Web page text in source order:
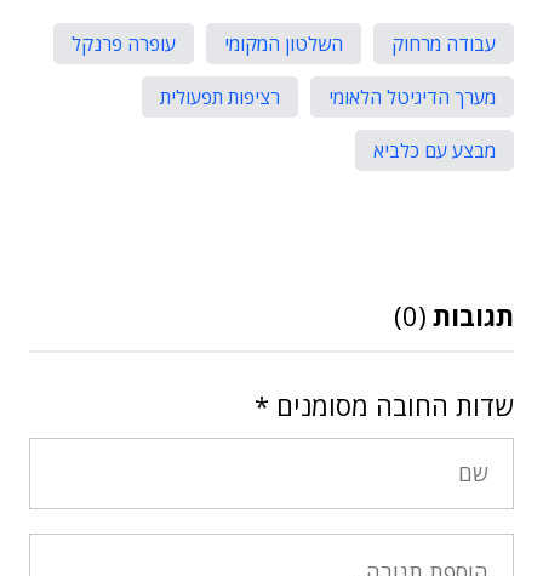
עבודה מרחוק השלטון המקומי
עופרה פרנקל
מערך הדיגיטל הלאומי
רציפות תפעולית
מבצע עם כלביא
תגובות (0)
שדות החובה מסומנים *